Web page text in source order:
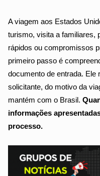
A viagem aos Estados
turismo, visita a familiares,
rápidos ou compromissos
primeiro passo é
documento de entrada. Ele
solicitante, do motivo da
mantém com o Brasil.
informações
processo.